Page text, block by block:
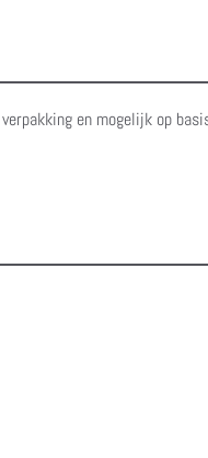
en mogelijk op